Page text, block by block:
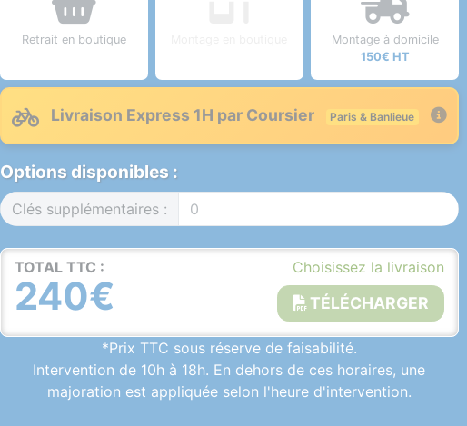
Retrait en boutique
Montage à domicile
150€ HT
Livraison Express 1H par Coursier Paris & Banlieue
Options disponibles :
Clés supplémentaires :
TOTAL TTC :
240€
Choisissez la livraison
TÉLÉCHARGER
*Prix TTC sous réserve de faisabilité.
Intervention de 10h à 18h. En dehors de ces horaires, une
majoration est appliquée selon l'heure d'intervention.